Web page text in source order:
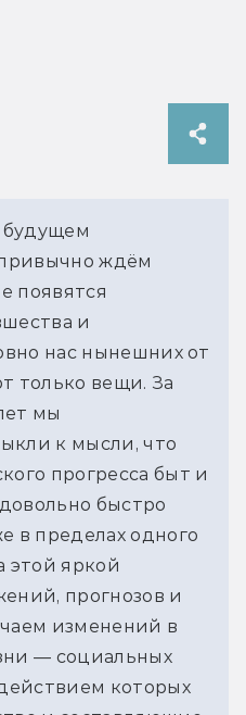
будущем
ждём
появятся
и
нас нынешних от
только вещи. За
мы
к мысли, что
прогресса быт и
быстро
в пределах одного
этой яркой
прогнозов и
изменений в
— социальных
которых